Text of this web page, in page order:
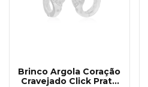
Brinco Argola Coração
Cravejado Click Prata